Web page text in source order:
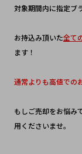
対象期間内に指定ブ
お持込み頂いた全て
ます！
通常よりも高値での
もしご売却をお悩み
用くださいませ。